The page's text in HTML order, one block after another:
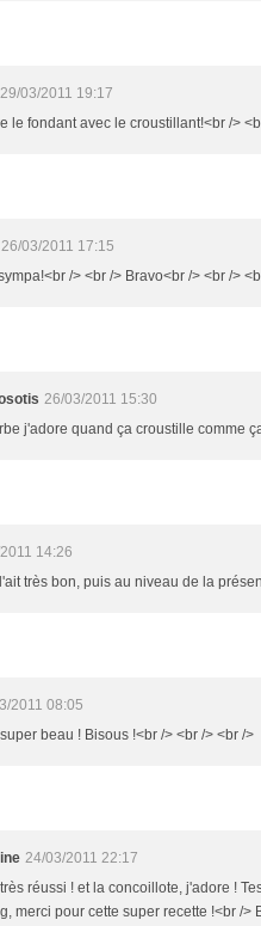
29/03/2011 19:17
le fondant avec le croustillant!<br />
26/03/2011 17:15
/> <br /> Bravo<br /> <br />
26/03/2011 15:30
j'adore quand ça croustille comme
14:26
très bon, puis au niveau de la
2011 08:05
beau ! Bisous !<br /> <br /> <br />
24/03/2011 22:17
réussi ! et la concoillote, j'adore !
merci pour cette super recette !<br />